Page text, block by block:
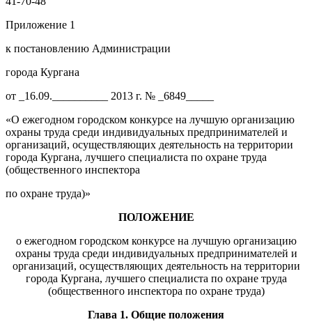
Приложение 1
к постановлению Администрации
города Кургана
от _16.09.__________ 2013 г. № _6849_____
«О ежегодном городском конкурсе на лучшую организацию
охраны труда среди индивидуальных предпринимателей и
организаций, осуществляющих деятельность на территории
города Кургана, лучшего специалиста по охране труда
(общественного инспектора
по охране труда)»
ПОЛОЖЕНИЕ
о ежегодном городском конкурсе на лучшую организацию
охраны труда среди индивидуальных предпринимателей и
организаций, осуществляющих деятельность на территории
города Кургана, лучшего специалиста по охране труда
(общественного инспектора по охране труда)
Глава 1. Общие положения